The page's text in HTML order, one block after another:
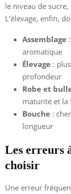
le niveau de
L’élevage, enfin,
Assemblage
aromatique
Élevage :
profondeur
Robe et
maturité et la
Bouche :
longueur
Les erreurs
choisir
Une erreur